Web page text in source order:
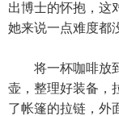
出博士的怀抱，这
她来说一点难度都
将一杯咖啡放到
壶，整理好装备，
了帐篷的拉链，外